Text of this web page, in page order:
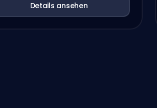
Details ansehen